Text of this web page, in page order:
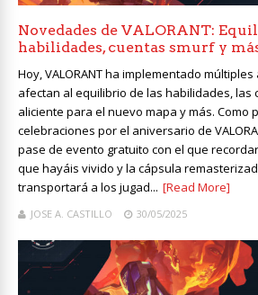
Novedades de VALORANT:
habilidades, cuentas smurf y
Hoy, VALORANT ha implementado
afectan al equilibrio de las habilidades, las
aliciente para el nuevo mapa y más. Como
celebraciones por el aniversario de
pase de evento gratuito con el que
que hayáis vivido y la cápsula
transportará a los jugad... [Read More]
JOSE A. CASTILLO 30/05/2025